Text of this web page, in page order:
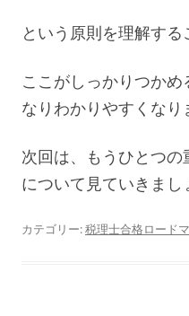
という原則を理解する
ここがしっかりつか
なりわかりやすくなり
次回は、もうひとつの
について見ていきまし
カテゴリー:税理士合格ロード